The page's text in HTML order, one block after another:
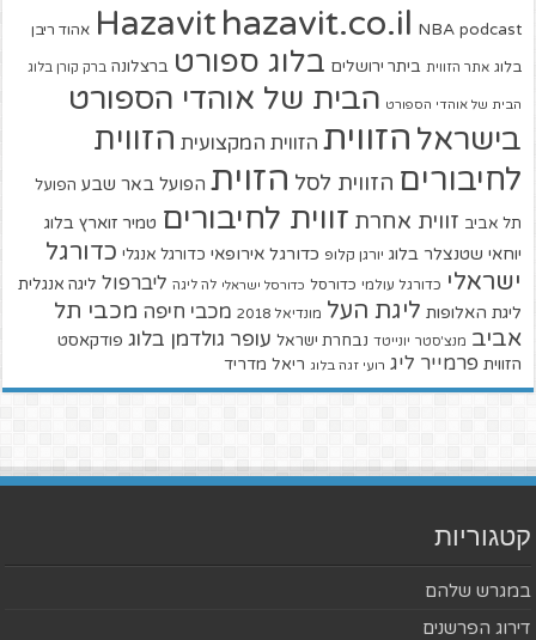
Hazavit hazavit.co.il NBA podcast אהוד ריבן
בלוג אתר הזווית ביתר ירושלים בלוג ספורט ברצלונה ברק קורן בלוג
הבית של אוהדי הספורט הבית של אוהדי הספורט
בישראל הזווית הזווית המקצועית הזווית
לחיבורים הזווית לסל הזוית הפועל באר שבע הפועל
תל אביב זווית אחרת זווית לחיבורים טמיר זוארץ בלוג
יוחאי שטנצלר בלוג יורגן קלופ כדורגל אירופאי כדורגל אנגלי כדורגל
ישראלי כדורגל עולמי כדורסל כדורסל ישראלי לה ליגה ליברפול ליגה אנגלית
ליגת האלופות ליגת העל מונדיאל 2018 מכבי חיפה מכבי תל
אביב מנצ'סטר יונייטד נבחרת ישראל עופר גולדמן בלוג פודקאסט
הזווית פרמייר ליג רועי זגה בלוג ריאל מדריד
קטגוריות
במגרש שלהם
דירוג הפרשנים